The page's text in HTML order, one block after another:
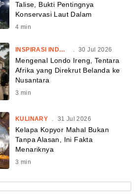
Talise, Bukti Pentingnya
Konservasi Laut Dalam
4 min
INSPIRASI INDONESIA . 30 Jul 2026
Mengenal Londo Ireng, Tentara
Afrika yang Direkrut Belanda ke
Nusantara
3 min
KULINARY 31 Jul 2026
Kelapa Kopyor Mahal Bukan
Tanpa Alasan, Ini Fakta
Menariknya
3 min